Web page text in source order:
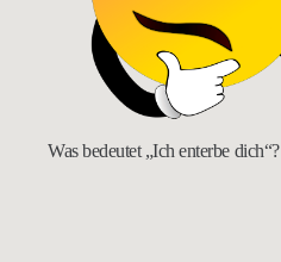
Was bedeutet „Ich enterbe dich“?